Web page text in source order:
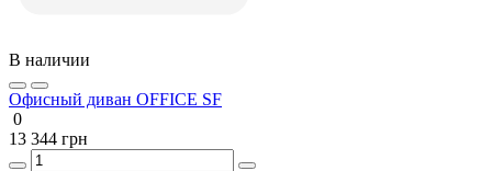
В наличии
Офисный диван OFFICE SF
0
13 344 грн